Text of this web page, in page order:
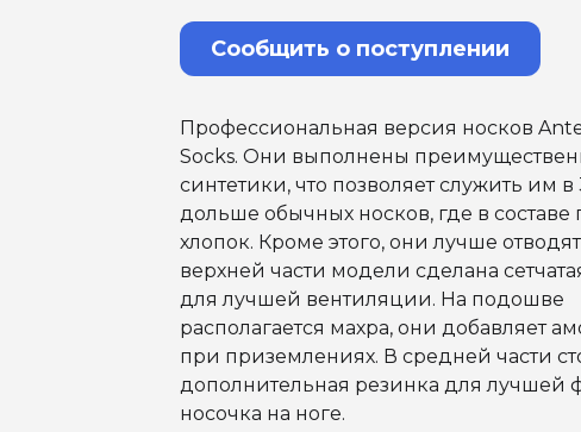
Сообщить о поступлении
Профессиональная версия носков
Socks. Они выполнены
синтетики, что позволяет служить им в
дольше обычных носков, где в составе
хлопок. Кроме этого, они лучше отводят
верхней части модели сделана
для лучшей вентиляции. На подошве
располагается махра, они добавляет
при приземлениях. В средней части
дополнительная резинка для лучшей
носочка на ноге.